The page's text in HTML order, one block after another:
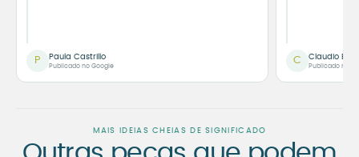
P Paula Castrillo
Publicado no Google
C Claudio
Publicado no
MAIS IDEIAS CHEIAS DE SIGNIFICADO